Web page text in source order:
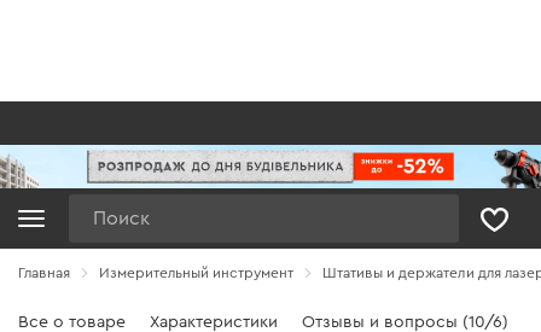
Главная Измерительный инструмент Штативы и держатели для
Все о товаре Характеристики Отзывы и вопросы (10/6)